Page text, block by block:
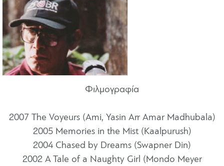
Φιλμογραφία
2007 The Voyeurs (Ami, Yasin Arr Amar Madhubala)
2005 Memories in the Mist (Kaalpurush)
2004 Chased by Dreams (Swapner Din)
2002 A Tale of a Naughty Girl (Mondo Meyer